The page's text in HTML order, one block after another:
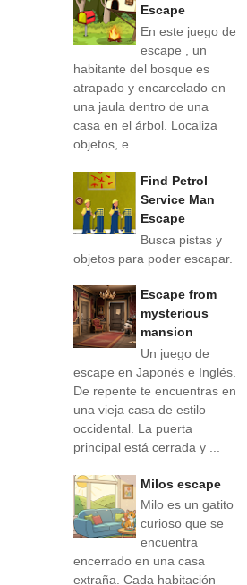
Escape
En este juego de
escape , un
habitante del bosque es
atrapado y encarcelado en
una jaula dentro de una
casa en el árbol. Localiza
objetos, e...
Find Petrol
Service Man
Escape
Busca pistas y
objetos para poder escapar.
Escape from
mysterious
mansion
Un juego de
escape en Japonés e Inglés.
De repente te encuentras en
una vieja casa de estilo
occidental. La puerta
principal está cerrada y ...
Milos escape
Milo es un gatito
curioso que se
encuentra
encerrado en una casa
extraña. Cada habitación